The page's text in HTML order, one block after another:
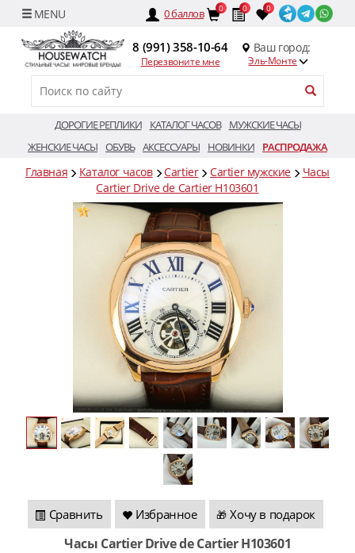
0баллов 0 0 0
8 (991) 358-10-64
Перезвоните мне
Ваш город:
Эль-Монте
ДОРОГИЕ РЕПЛИКИ КАТАЛОГ ЧАСОВ
МУЖСКИЕ ЧАСЫ
ЖЕНСКИЕ ЧАСЫ ОБУВЬ АКСЕССУАРЫ НОВИНКИ РАСПРОДАЖА
Главная Каталог часов Cartier Cartier мужские
Часы
Cartier Drive de Cartier H103601
Сравнить Избранное 🎁 Хочу в подарок
Часы Cartier Drive de Cartier H103601